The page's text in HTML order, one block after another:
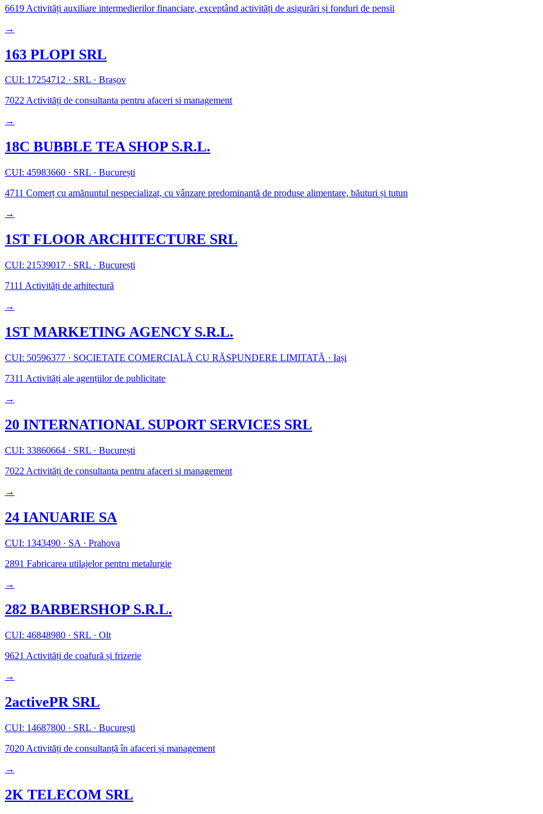
6619 Activități auxiliare intermedierilor financiare, exceptând activități de asigurări și fonduri de pensii
→
163 PLOPI SRL
CUI: 17254712 · SRL · Brașov
7022Activități de consultanta pentru afaceri si management
→
18C BUBBLE TEA SHOP S.R.L.
CUI: 45983660 · SRL · București
4711 Comerț cu amănuntul nespecializat, cu vânzare predominantă de produse alimentare, băuturi și tutun
→
1ST FLOOR ARCHITECTURE SRL
CUI: 21539017 · SRL · București
7111 Activități de arhitectură
→
1ST MARKETING AGENCY S.R.L.
CUI: 50596377 · SOCIETATE COMERCIALĂ CU RĂSPUNDERE LIMITATĂ · Iași
7311 Activități ale agențiilor de publicitate
→
20 INTERNATIONAL SUPORT SERVICES SRL
CUI: 33860664 · SRL · București
7022 Activități de consultanta pentru afaceri si management
→
24 IANUARIE SA
CUI: 1343490 · SA · Prahova
2891 Fabricarea utilajelor pentru metalurgie
→
282 BARBERSHOP S.R.L.
CUI: 46848980 · SRL · Olt
9621 Activități de coafură și frizerie
→
2activePR SRL
CUI: 14687800 · SRL · București
7020 Activități de consultanță în afaceri și management
→
2K TELECOM SRL